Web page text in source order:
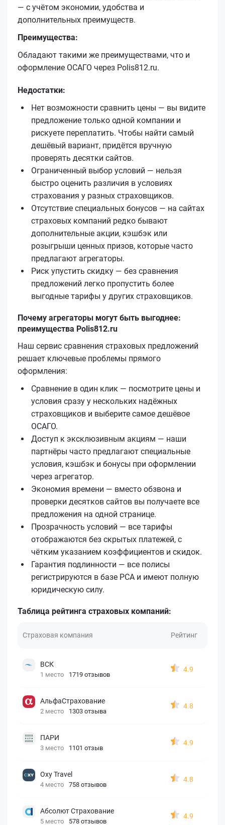
— с учётом экономии, удобства и
дополнительных преимуществ.
Преимущества:
Обладают такими же преимуществами, что и
оформление ОСАГО через Polis812.ru.
Недостатки:
Нет возможности сравнить цены — вы видите
предложение только одной компании и
рискуете переплатить. Чтобы найти самый
дешёвый вариант, придётся вручную
проверять десятки сайтов.
Ограниченный выбор условий — нельзя
быстро оценить различия в условиях
страхования у разных страховщиков.
Отсутствие специальных бонусов — на сайтах
страховых компаний редко бывают
дополнительные акции, кэшбэк или
розыгрыши ценных призов, которые часто
предлагают агрегаторы.
Риск упустить скидку — без сравнения
предложений легко пропустить более
выгодные тарифы у других страховщиков.
Почему агрегаторы могут быть выгоднее:
преимущества Polis812.ru
Наш сервис сравнения страховых предложений
решает ключевые проблемы прямого
оформления:
Сравнение в один клик — посмотрите цены и
условия сразу у нескольких надёжных
страховщиков и выберите самое дешёвое
ОСАГО.
Доступ к эксклюзивным акциям — наши
партнёры часто предлагают специальные
условия, кэшбэк и бонусы при оформлении
через агрегатор.
Экономия времени — вместо обзвона и
проверки десятков сайтов вы получаете все
предложения на одной странице.
Прозрачность условий — все тарифы
отображаются без скрытых платежей, с
чётким указанием коэффициентов и скидок.
Гарантия подлинности — все полисы
регистрируются в базе РСА и имеют полную
юридическую силу.
Таблица рейтинга страховых компаний:
Страховая компания Рейтинг
ВСК
1 место 1719 отзывов
4.9
АльфаСтрахование
2 место 1303 отзыва
4.8
ПАРИ
3 место 1101 отзыв
4.9
Oxy Travel
4 место 758 отзывов
4.8
Абсолют Страхование
5 место 578 отзывов
4.9